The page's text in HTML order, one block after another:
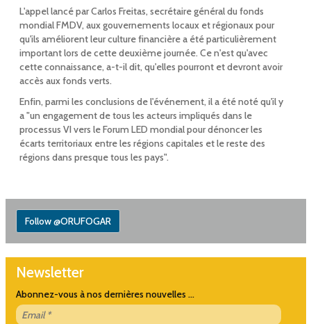
L'appel lancé par Carlos Freitas, secrétaire général du fonds
mondial FMDV, aux gouvernements locaux et régionaux pour
qu'ils améliorent leur culture financière a été particulièrement
important lors de cette deuxième journée. Ce n'est qu'avec
cette connaissance, a-t-il dit, qu'elles pourront et devront avoir
accès aux fonds verts.
Enfin, parmi les conclusions de l'événement, il a été noté qu'il y
a "un engagement de tous les acteurs impliqués dans le
processus VI vers le Forum LED mondial pour dénoncer les
écarts territoriaux entre les régions capitales et le reste des
régions dans presque tous les pays".
Follow @ORUFOGAR
Newsletter
Abonnez-vous à nos dernières nouvelles ...